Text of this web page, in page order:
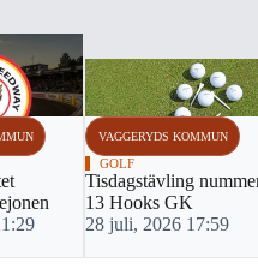
VAGGERYDS KOMMUN
GOLF
Tisdagstävling
13 Hooks GK
28 juli, 2026 17:59